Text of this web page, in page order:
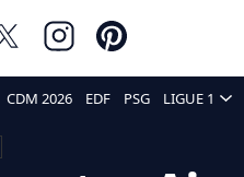
CDM 2026 EDF PSG LIGUE 1